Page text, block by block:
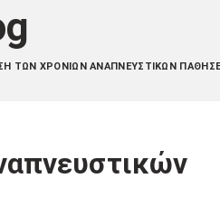
ΤΩΝ ΧΡΌΝΙΩΝ ΑΝΑΠΝΕΥΣΤΙΚΏΝ